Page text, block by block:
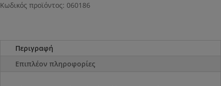
Κωδικός προϊόντος: 060186
Περιγραφή
Επιπλέον πληροφορίες